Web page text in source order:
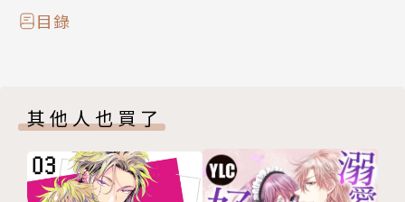
目錄
其他人也買了